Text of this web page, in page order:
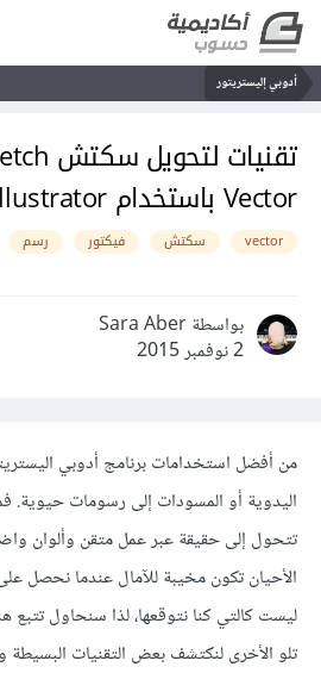
أدوبي إليستريتور
Vector باستخدام Adobe Illustrator
vector سكتش فيكتور رسم
بواسطة Sara Aber
2 نوفمبر 2015
من أفضل استخدامات برنامج أدوبي
اليدوية أو المسودات إلى رسومات حيوية.
تتحول إلى حقيقة عبر عمل متقن وألوان
ليست كالتي كنا نتوقعها، لذا سنحاول تتبع
تلو الأخرى لنكتشف بعض التقنيات البسيطة